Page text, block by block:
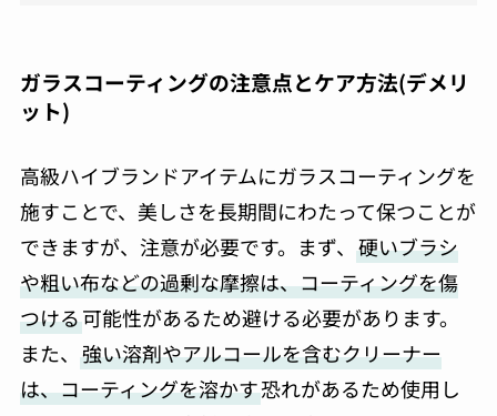
ガラスコーティングの注意点とケア方法(デメリ
ット)
高級ハイブランドアイテムにガラスコーティングを
施すことで、美しさを長期間にわたって保つことが
できますが、注意が必要です。まず、 硬いブラシ
や粗い布などの過剰な摩擦は、コーティングを傷
つける可能性があるため避ける必要があります。
また、 強い溶剤やアルコールを含むクリーナー
は、コーティングを溶かす恐れがあるため使用し